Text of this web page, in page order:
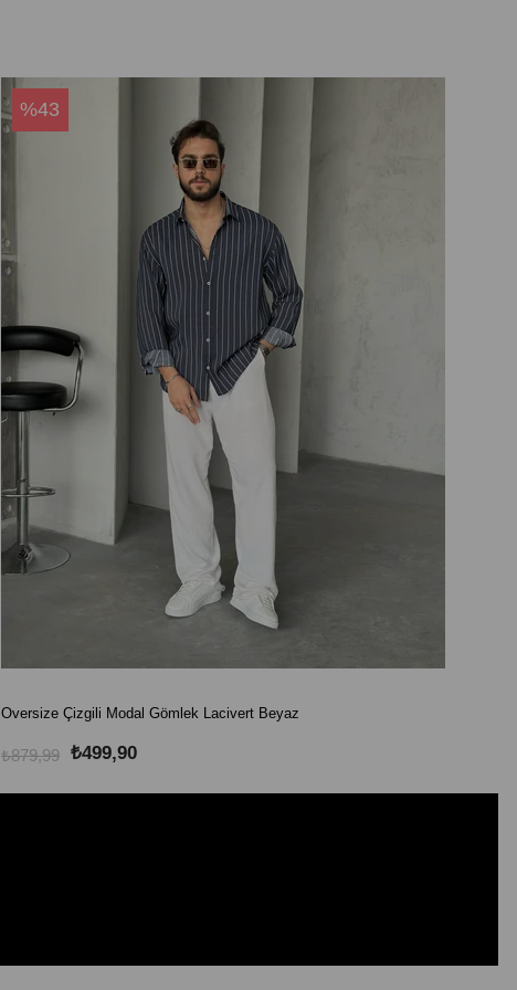
Oversize Çizgili Modal Gömlek Lacivert Beyaz
₺499,90
₺879,99
%43